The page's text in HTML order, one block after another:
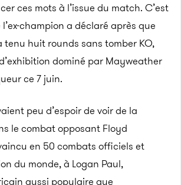
ces mots à l’issue du match. C’est
champion a déclaré après que
tenu huit rounds sans tomber KO,
dominé par Mayweather
ce 7 juin.
peu d’espoir de voir de la
le combat opposant Floyd
en 50 combats officiels et
du monde, à Logan Paul,
aussi populaire que